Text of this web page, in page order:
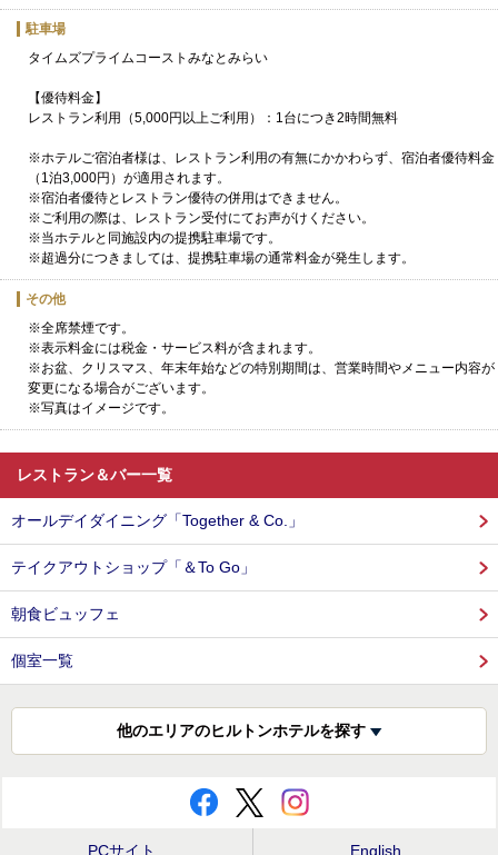
駐車場
タイムズプライムコーストみなとみらい
【優待料金】
レストラン利用（5,000円以上ご利用）：1台につき2時間無料
※ホテルご宿泊者様は、レストラン利用の有無にかかわらず、宿泊者優待料金
（1泊3,000円）が適用されます。
※宿泊者優待とレストラン優待の併用はできません。
※ご利用の際は、レストラン受付にてお声がけください。
※当ホテルと同施設内の提携駐車場です。
※超過分につきましては、提携駐車場の通常料金が発生します。
その他
※全席禁煙です。
※表示料金には税金・サービス料が含まれます。
※お盆、クリスマス、年末年始などの特別期間は、営業時間やメニュー内容が
変更になる場合がございます。
※写真はイメージです。
レストラン＆バー一覧
オールデイダイニング「Together & Co.」
テイクアウトショップ「＆To Go」
朝食ビュッフェ
個室一覧
他のエリアのヒルトンホテルを探す
PCサイト English